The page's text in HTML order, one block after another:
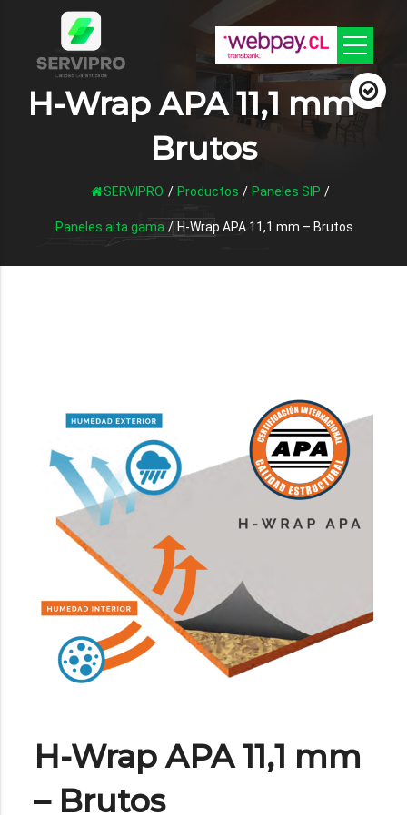
H-Wrap APA 11,1 mm –
Brutos
SERVIPRO / Productos / Paneles SIP /
Paneles alta gama / H-Wrap APA 11,1 mm – Brutos
H-Wrap APA 11,1 mm
– Brutos